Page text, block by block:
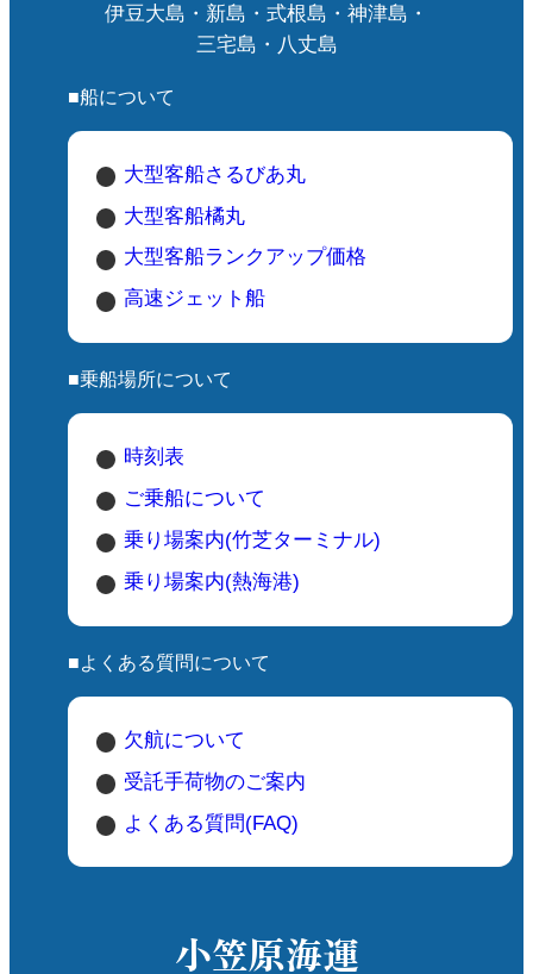
伊豆大島・新島・式根島・神津島・
三宅島・八丈島
■船について
大型客船さるびあ丸
大型客船橘丸
大型客船ランクアップ価格
高速ジェット船
■乗船場所について
時刻表
ご乗船について
乗り場案内(竹芝ターミナル)
乗り場案内(熱海港)
■よくある質問について
欠航について
受託手荷物のご案内
よくある質問(FAQ)
小笠原海運